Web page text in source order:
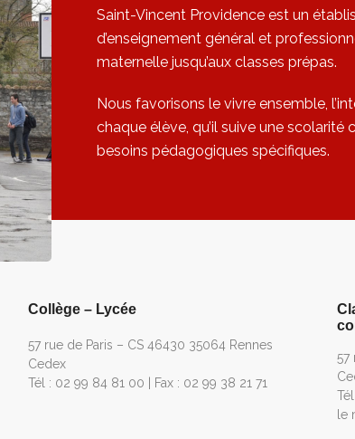
Saint-Vincent Providence est un
d’enseignement général et
maternelle jusqu’aux classes prépas.
Nous favorisons le vivre ensemble,
chaque élève, qu’il suive une scolarité
besoins pédagogiques spécifiques.
Collège – Lycée
57 rue de Paris – CS 46430 35064 Rennes
Cedex
Tél : 02 99 84 81 00 | Fax : 02 99 38 21 71
57
le